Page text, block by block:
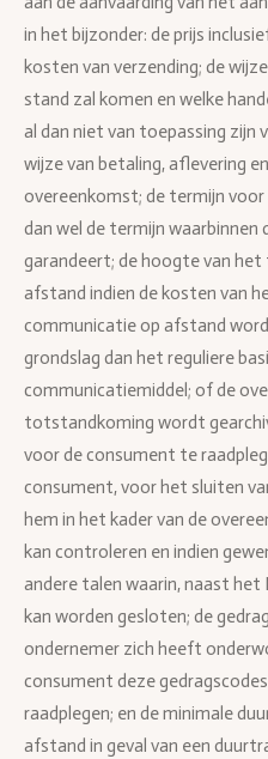
in het bijzonder: de prijs
kosten van verzending; de
stand zal komen en welke
al dan niet van toepassing zijn
wijze van betaling, aflevering
overeenkomst; de termijn
dan wel de termijn waarbinnen
garandeert; de hoogte van
afstand indien de kosten van
communicatie op afstand
grondslag dan het reguliere
communicatiemiddel; of de
totstandkoming wordt
voor de consument te
consument, voor het sluiten
hem in het kader van de
kan controleren en indien
andere talen waarin, naast het
kan worden gesloten; de
ondernemer zich heeft
consument deze
raadplegen; en de minimale
afstand in geval van een